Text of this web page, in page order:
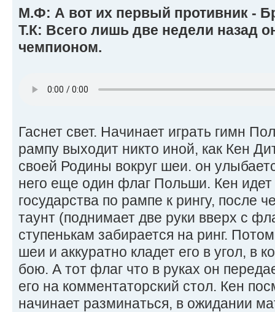
М.Ф: А вот их первый противник -
Т.К: Всего лишь две недели назад
чемпионом.
Гаснет свет. Начинает играть гимн
рампу выходит никто иной, как Кен
своей Родины вокруг шеи. он
него еще один флаг Польши. Кен идет
государства по рампе к рингу, после
таунт (поднимает две руки вверх с
ступенькам забирается на ринг.
шеи и аккуратно кладет его в угол, в
бою. А тот флаг что в руках он
его на комментаторский стол. Кен
начинает разминаться, в ожидании